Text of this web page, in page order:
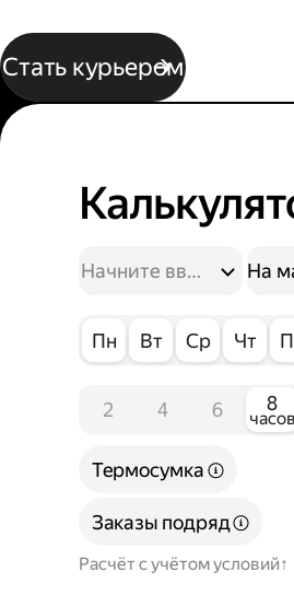
Стать курьером
На
Пн Вт Ср Чт
2 4 6 8
часов
Расчёт с учётом условий
Термосумка
Заказы подряд